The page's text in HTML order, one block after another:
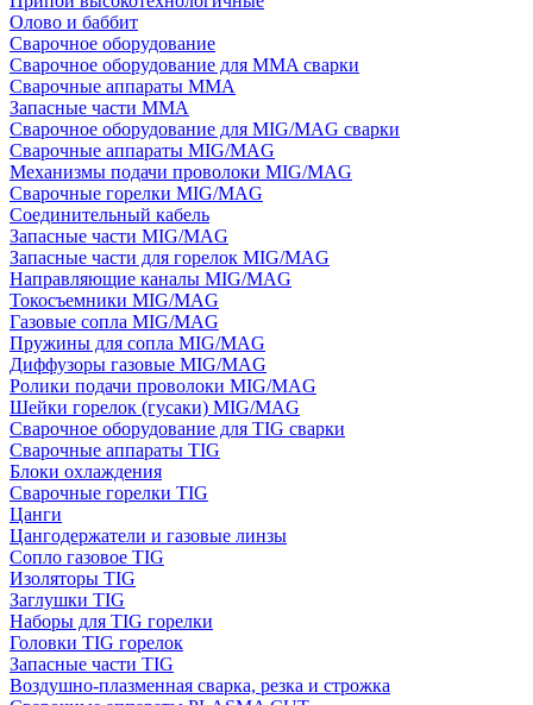
Олово и баббит
Сварочное оборудование
Сварочное оборудование для MMA сварки
Сварочные аппараты MMA
Запасные части MMA
Сварочное оборудование для MIG/MAG сварки
Сварочные аппараты MIG/MAG
Механизмы подачи проволоки MIG/MAG
Сварочные горелки MIG/MAG
Соединительный кабель
Запасные части MIG/MAG
Запасные части для горелок MIG/MAG
Направляющие каналы MIG/MAG
Токосъемники MIG/MAG
Газовые сопла MIG/MAG
Пружины для сопла MIG/MAG
Диффузоры газовые MIG/MAG
Ролики подачи проволоки MIG/MAG
Шейки горелок (гусаки) MIG/MAG
Сварочное оборудование для TIG сварки
Сварочные аппараты TIG
Блоки охлаждения
Сварочные горелки TIG
Цанги
Цангодержатели и газовые линзы
Сопло газовое TIG
Изоляторы TIG
Заглушки TIG
Наборы для TIG горелки
Головки TIG горелок
Запасные части TIG
Воздушно-плазменная сварка, резка и строжка